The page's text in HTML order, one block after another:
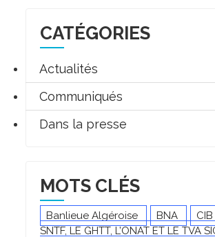
CATÉGORIES
Actualités
Communiqués
Dans la presse
MOTS CLÉS
Banlieue Algéroise BNA CIB
SNTF, LE GHTT, L’ONAT ET LE TVA